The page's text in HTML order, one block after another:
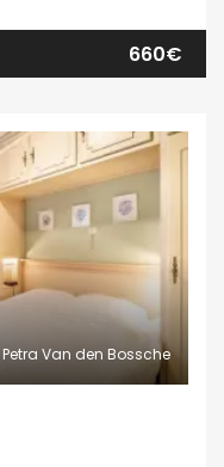
660€
Petra Van den Bossche